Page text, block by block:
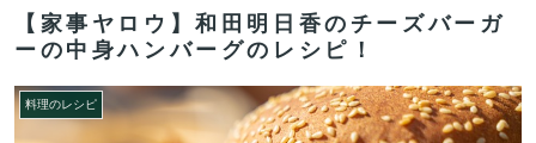
【家事ヤロウ】和田明日香のチーズバーガ
ーの中身ハンバーグのレシピ！
料理のレシピ